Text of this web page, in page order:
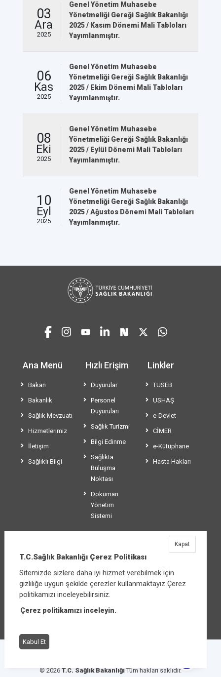
03
Ara
2025
Genel Yönetim Muhasebe
Yönetmeliği Gereği Sağlık Bakanlığı
2025 / Kasım Dönemi Mali Tabloları
Yayımlanmıştır.
06
Kas
2025
Genel Yönetim Muhasebe
Yönetmeliği Gereği Sağlık Bakanlığı
2025 / Ekim Dönemi Mali Tabloları
Yayımlanmıştır.
08
Eki
2025
Genel Yönetim Muhasebe
Yönetmeliği Gereği Sağlık Bakanlığı
2025 / Eylül Dönemi Mali Tabloları
Yayımlanmıştır.
10
Eyl
2025
Genel Yönetim Muhasebe
Yönetmeliği Gereği Sağlık Bakanlığı
2025 / Ağustos Dönemi Mali Tabloları
Yayımlanmıştır.
Ana Menü
Bakan
Bakanlık
Sağlık Mevzuatı
Hizmetlerimiz
İletişim
Sağlıklı Bilgi
Hızlı Erişim
Duyurular
Personel
Duyuruları
Sağlık Turizmi
Bilgi Edinme
Sağlıkta
Buluşma
Noktası
Doküman
Yönetim
Sistemi
Linkler
TÜSEB
USHAŞ
e-Devlet
CİMER
e-Kütüphane
Hasta Hakları
T.C.Sağlık Bakanlığı
Üniversiteler Mahallesi Şehit Mehmet Bayraktar
Caddesi No:3 Çankaya/Ankara
Santral:+90 312 585 10 00
© 2026 T.C. Sağlık BakanlığıTüm hakları saklıdır.
T.C.Sağlık Bakanlığı Çerez Politikası
Sitemizde sizlere daha iyi hizmet verebilmek için
gizliliğe uygun şekilde çerezler kullanmaktayız Çerez
politikamızı inceleyebilirsiniz.
Çerez politikamızı inceleyin.
Kabul Et
Kapat